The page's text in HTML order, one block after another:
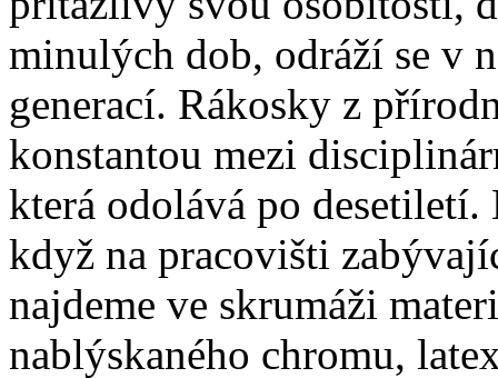
minulých dob, odráží se v
generací. Rákosky z
konstantou mezi
která odolává po
když na pracovišti
najdeme ve skrumáži
nablýskaného chromu,